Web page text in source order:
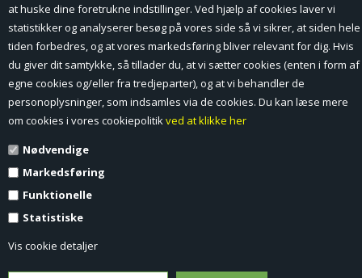
at huske dine foretrukne indstillinger. Ved hjælp af cookies laver vi
statistikker og analyserer besøg på vores side så vi sikrer, at siden hele
tiden forbedres, og at vores markedsføring bliver relevant for dig. Hvis
du giver dit samtykke, så tillader du, at vi sætter cookies (enten i form af
egne cookies og/eller fra tredjeparter), og at vi behandler de
personoplysninger, som indsamles via de cookies. Du kan læse mere
om cookies i vores cookiepolitikved at klikke her
Nødvendige
Markedsføring
Funktionelle
Statistiske
Vis cookie detaljer
Min Konto
Nyheder
Vilkår og betingelser
Profil
Erhverv log ind (B2B)
Kontakt
Favorit